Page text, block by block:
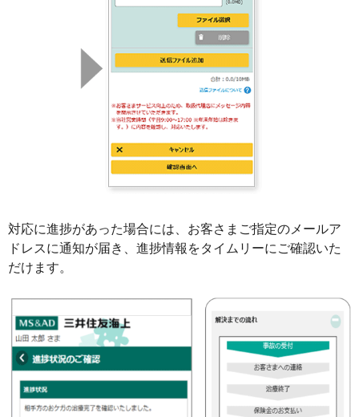
対応に進捗があった場合には、お客さまご指定のメールア
ドレスに通知が届き、進捗情報をタイムリーにご確認いた
だけます。